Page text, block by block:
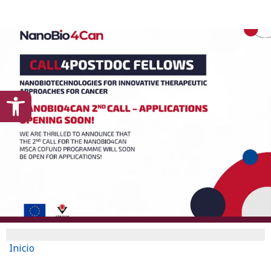
Inicio
Open toolbar